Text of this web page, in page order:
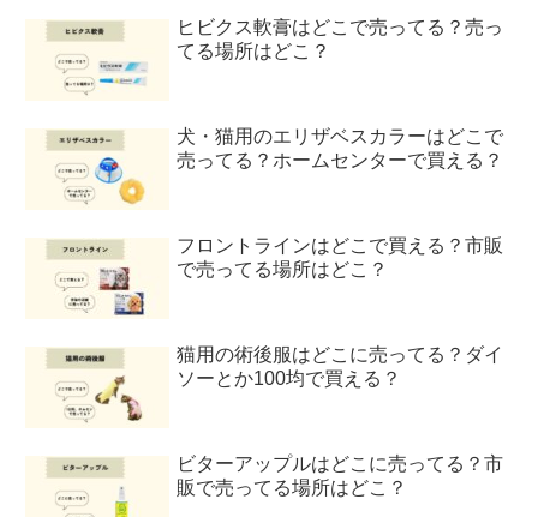
ヒビクス軟膏はどこで売ってる？売っ
てる場所はどこ？
犬・猫用のエリザベスカラーはどこで
売ってる？ホームセンターで買える？
フロントラインはどこで買える？市販
で売ってる場所はどこ？
猫用の術後服はどこに売ってる？ダイ
ソーとか100均で買える？
ビターアップルはどこに売ってる？市
販で売ってる場所はどこ？